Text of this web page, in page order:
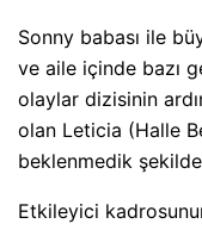
Sonny babası ile
ve aile içinde bazı
olaylar dizisinin
olan Leticia (Halle
beklenmedik
Etkileyici